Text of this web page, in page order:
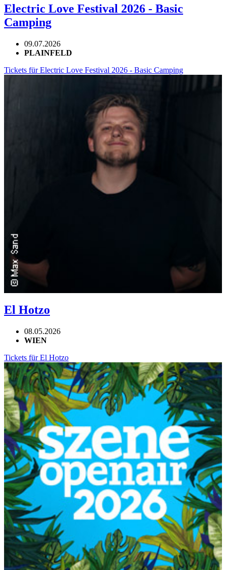
Electric Love Festival 2026 - Basic
Camping
09.07.2026
PLAINFELD
Tickets für Electric Love Festival 2026 - Basic Camping
El Hotzo
08.05.2026
WIEN
Tickets für El Hotzo